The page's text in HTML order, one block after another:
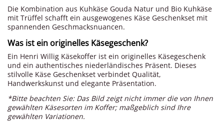
Die Kombination aus Kuhkäse Gouda Natur und Bio Kuhkäse
mit Trüffel schafft ein ausgewogenes Käse Geschenkset mit
spannenden Geschmacksnuancen.
Was ist ein originelles Käsegeschenk?
Ein Henri Willig Käsekoffer ist ein originelles Käsegeschenk
und ein authentisches niederländisches Präsent. Dieses
stilvolle Käse Geschenkset verbindet Qualität,
Handwerkskunst und elegante Präsentation.
*Bitte beachten Sie: Das Bild zeigt nicht immer die von Ihnen
gewählten Käsesorten im Koffer; maßgeblich sind Ihre
gewählten Variationen.